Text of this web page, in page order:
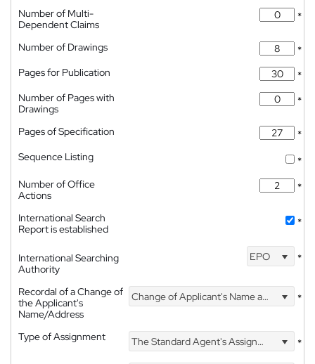
Number of Multi-
Dependent Claims
*
Number of Drawings
*
Pages for Publication
*
Number of Pages with
Drawings
*
Pages of Specification
*
Sequence Listing
*
Number of Office
Actions
*
International Search
Report is established
*
International Searching
Authority
EPO *
Recordal of a Change of
the Applicant's
Name/Address
Change of Applicant's Name and Address *
Type of Assignment The Standard Agent's Assignment
*